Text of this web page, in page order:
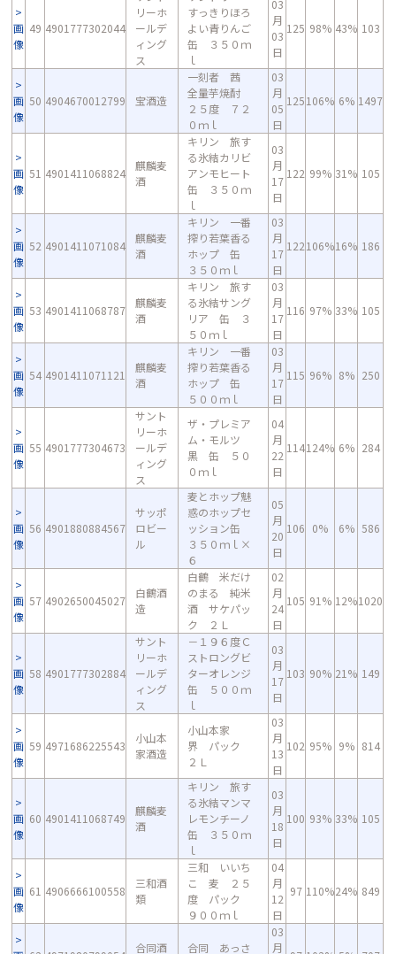
画
像
49 4901777302044
リーホ
ールデ
ィング
ス
すっきりほろ
よい青りんご
缶 ３５０ｍ
ｌ
03
月
03
日
125 98% 43% 103
画
像
50 4904670012799 宝酒造
一刻者 茜
全量芋焼酎
２５度 ７２
０ｍｌ
03
月
05
日
125106% 6% 1497
画
像
51 4901411068824
麒麟麦
酒
キリン 旅す
る氷結カリビ
アンモヒート
缶 ３５０ｍ
ｌ
03
月
17
日
122 99% 31% 105
画
像
52 4901411071084
麒麟麦
酒
キリン 一番
搾り若葉香る
ホップ 缶
３５０ｍｌ
03
月
17
日
122106%16% 186
画
像
53 4901411068787
麒麟麦
酒
キリン 旅す
る氷結サング
リア 缶 ３
５０ｍｌ
03
月
17
日
116 97% 33% 105
画
像
54 4901411071121
麒麟麦
酒
キリン 一番
搾り若葉香る
ホップ 缶
５００ｍｌ
03
月
17
日
115 96% 8% 250
画
像
55 4901777304673
サント
リーホ
ールデ
ィング
ス
ザ・プレミア
ム・モルツ
黒 缶 ５０
０ｍｌ
04
月
22
日
114124% 6% 284
画
像
56 4901880884567
サッポ
ロビー
ル
麦とホップ魅
惑のホップセ
ッション缶
３５０ｍｌ×
６
05
月
20
日
106 0% 6% 586
画
像
57 4902650045027
白鶴酒
造
白鶴 米だけ
のまる 純米
酒 サケパッ
ク ２Ｌ
02
月
24
日
105 91% 12%1020
画
像
58 4901777302884
サント
リーホ
ールデ
ィング
ス
－１９６度Ｃ
ストロングビ
ターオレンジ
缶 ５００ｍ
ｌ
03
月
17
日
103 90% 21% 149
画
像
59 4971686225543
小山本
家酒造
小山本家
界 パック
２Ｌ
03
月
13
日
102 95% 9% 814
画
像
60 4901411068749
麒麟麦
酒
キリン 旅す
る氷結マンマ
レモンチーノ
缶 ３５０ｍ
ｌ
03
月
18
日
100 93% 33% 105
画
像
61 4906666100558
三和酒
類
三和 いいち
こ 麦 ２５
度 パック
９００ｍｌ
04
月
12
日
97 110%24% 849
合同酒 合同 あっさ
03
月